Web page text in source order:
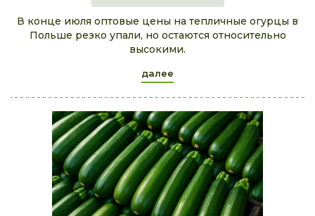
В конце июля оптовые цены на тепличные огурцы в
Польше резко упали, но остаются относительно
высокими.
далее